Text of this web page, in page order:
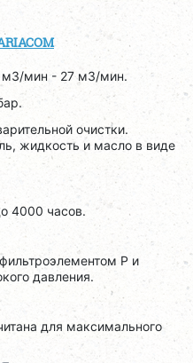
м3/мин - 27 м3/мин.
очистки.
жидкость и масло в виде
4000 часов.
P и
давления.
для максимального